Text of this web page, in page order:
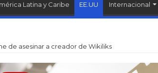
Latina y Caribe EE.UU Internacional
de asesinar a creador de Wikiliks